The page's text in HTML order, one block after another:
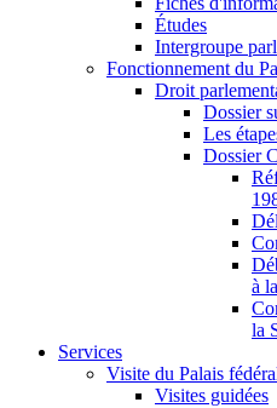
Études
Intergroupe
Fonctionnement du
Droit
Dossier
Les
Dossier
à
la
Services
Visite du Palais
Visites guidées